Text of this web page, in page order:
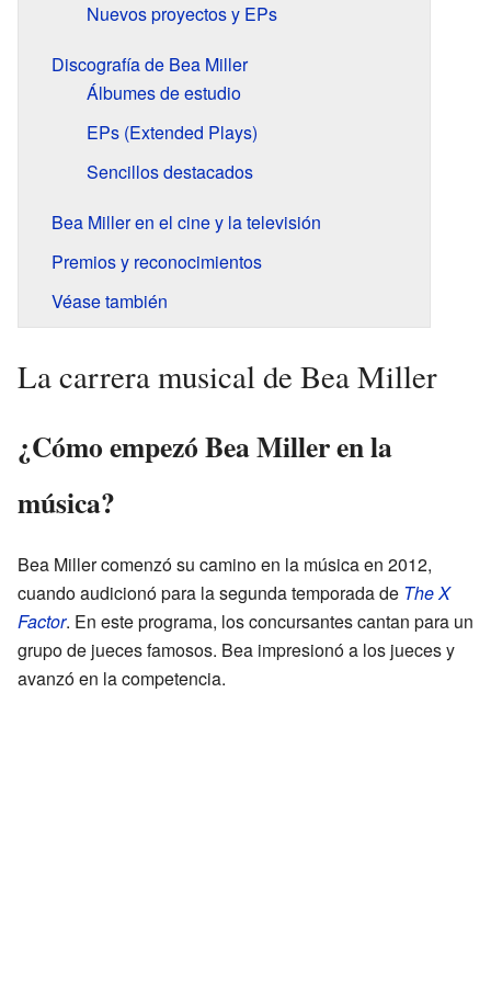
Nuevos proyectos y EPs
Discografía de Bea Miller
Álbumes de estudio
EPs (Extended Plays)
Sencillos destacados
Bea Miller en el cine y la televisión
Premios y reconocimientos
Véase también
La carrera musical de Bea Miller
¿Cómo empezó Bea Miller en la
música?
Bea Miller comenzó su camino en la música en 2012,
cuando audicionó para la segunda temporada de The X
Factor. En este programa, los concursantes cantan para un
grupo de jueces famosos. Bea impresionó a los jueces y
avanzó en la competencia.